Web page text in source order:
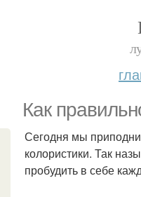
Как
Сегодня мы
колористики. Так
пробудить в себе